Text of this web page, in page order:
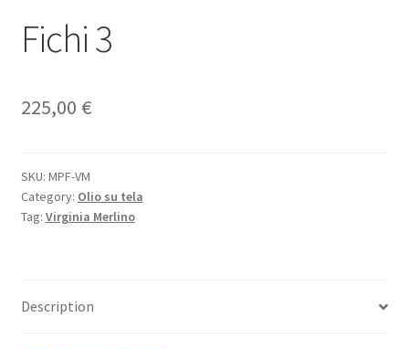
Fichi 3
225,00 €
SKU: MPF-VM
Category: Olio su tela
Tag: Virginia Merlino
Description